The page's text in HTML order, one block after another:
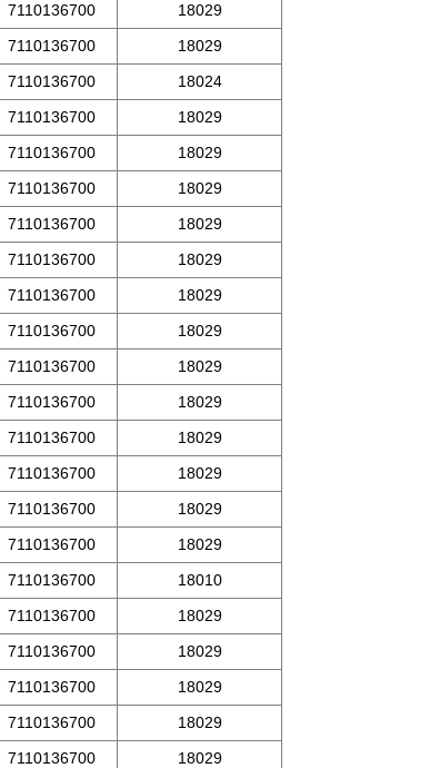
7110136700
18029
7110136700
18029
7110136700
18024
7110136700
18029
7110136700
18029
7110136700
18029
7110136700
18029
7110136700
18029
7110136700
18029
7110136700
18029
7110136700
18029
7110136700
18029
7110136700
18029
7110136700
18029
7110136700
18029
7110136700
18029
7110136700
18010
7110136700
18029
7110136700
18029
7110136700
18029
7110136700
18029
7110136700
18029